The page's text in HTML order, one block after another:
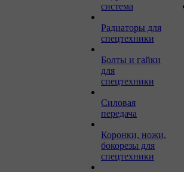
система
Радиаторы для
спецтехники
Болты и гайки
для
спецтехники
Силовая
передача
Коронки, ножи,
бокорезы для
спецтехники